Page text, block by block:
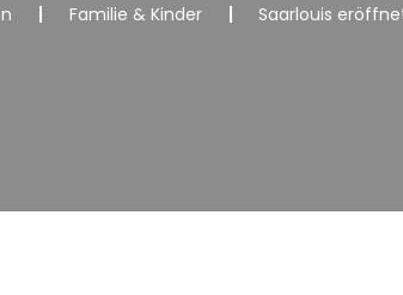
Familie & Kinder Saarlouis